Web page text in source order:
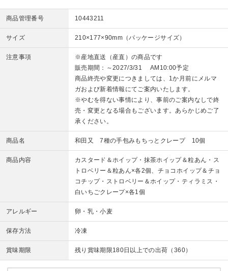
商品管理番号 10443211
サイズ 210×177×90mm（パッケージサイズ）
注意事項
※産地直送（産直）の商品です
販売期間：～2027/3/31 AM10:00予定
商品終売や変更につきましては、1か月前にメルマ
ガおよび新着情報にてご案内いたします。
※やむを得ない事情により、事前のご案内なしで終
売・変更となる場合もございます。あらかじめご了
承ください。
商品名 和田又 7種の手包みもちっとクレープ 10個
商品内容
カスタード＆ホイップ・抹茶ホイップ＆粒あん・ス
トロベリー＆粒あん×各2個、チョコホイップ＆チョ
コチップ・ストロベリー＆ホイップ・ティラミス・
白いちごクレープ×各1個
アレルギー 卵・乳・小麦
保存方法 冷凍
賞味期限 残り賞味期限180日以上での出荷（360）